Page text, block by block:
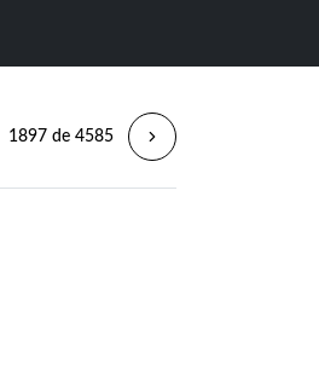
1897 de 4585